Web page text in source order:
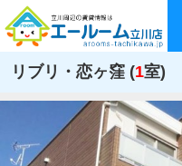
リブリ・恋ヶ窪 (1室)